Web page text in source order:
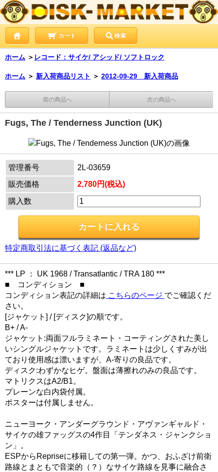
カート 検索
ホーム ＞ レコード：サイケ/ アシッド/ ソフトロック
ホーム ＞ 新入荷商品リスト ＞ 2012-09-29 新入荷商品
前の商品へ 次の商品へ
Fugs, The / Tenderness Junction (UK)
管理番号
2L-03659
販売価格
2,780円(税込)
購入数
特定商取引法に基づく表記 (返品など)
*** LP ： UK 1968 / Transatlantic / TRA 180 ***
■ コンディション ■
コンディション表記の詳細は こちらのページ でご確認くだ
さい。
[ジャケット] / [ディスク]の順です。
B+ / A-
ジャケット:両面フルラミネート・コーティングされた美し
いシングルジャケットです。ラミネートは少しくすみが出
ており使用感は漂いますが、A-寄りの良品です。
ディスク:わずかなヒゲ。盤面は薄擦れのみの良品です。
マトリクスはA2/B1。
プレーンな白内袋付属。
ポスターは付属しません。
ニューヨーク・アンダーグラウンド・アヴァンギャルド・
サイケの雄ファッグスの4作目「テンダネス・ジャンクショ
ン」。
ESPからRepriseに移籍しての第一弾。かつ、おふざけ前衛
路線とまともで音楽的（？）なサイケ路線を見事に融合さ